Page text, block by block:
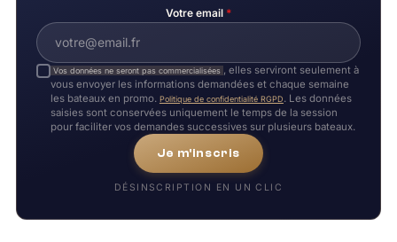
Votre email *
Vos données ne seront pas commercialisées , elles serviront seulement à
vous envoyer les informations demandées et chaque semaine
les bateaux en promo. Politique de confidentialité RGPD. Les données
saisies sont conservées uniquement le temps de la session
pour faciliter vos demandes successives sur plusieurs bateaux.
Je m'inscris
DÉSINSCRIPTION EN UN CLIC